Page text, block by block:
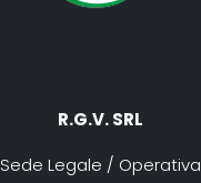
R.G.V. SRL
Sede Legale / Operativa